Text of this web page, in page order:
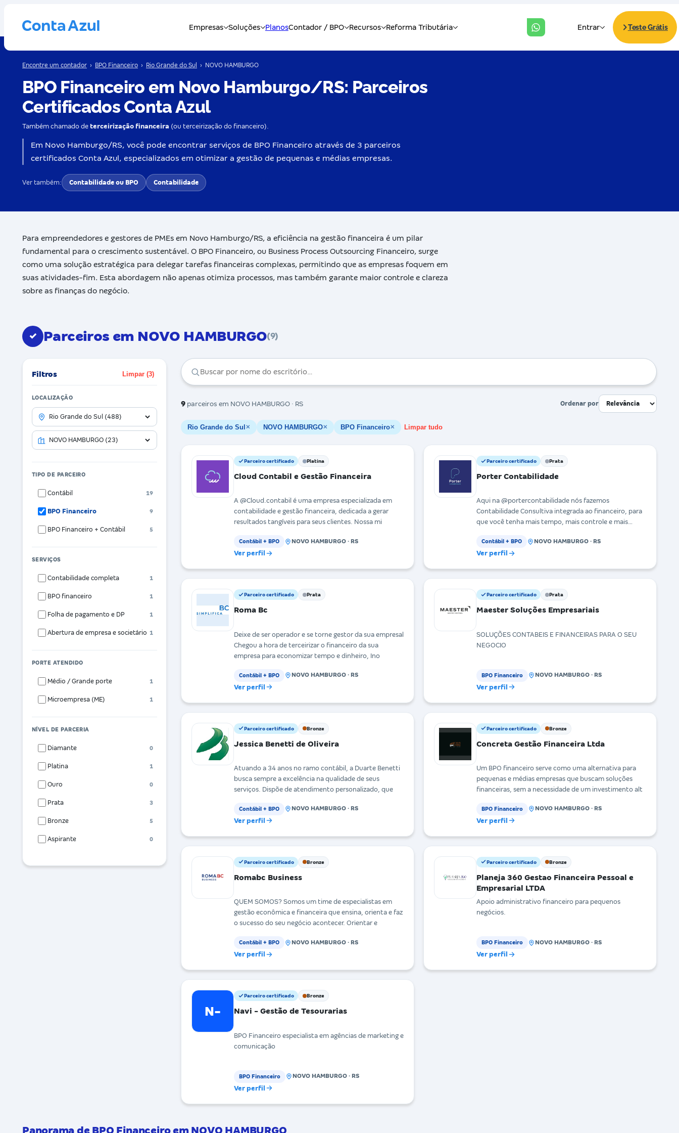
Encontre um contador › BPO Financeiro › Rio Grande do Sul › NOVO HAMBURGO
BPO Financeiro em Novo Hamburgo/RS: Parceiros
Certificados Conta Azul
Também chamado de terceirização financeira (ou terceirização do financeiro).
Em Novo Hamburgo/RS, você pode encontrar serviços de BPO Financeiro através de 3 parceiros
certificados Conta Azul, especializados em otimizar a gestão de pequenas e médias empresas.
Ver também: Contabilidade ou BPO Contabilidade
Para empreendedores e gestores de PMEs em Novo Hamburgo/RS, a eficiência na gestão financeira é um pilar
fundamental para o crescimento sustentável. O BPO Financeiro, ou Business Process Outsourcing Financeiro, surge
como uma solução estratégica para delegar tarefas financeiras complexas, permitindo que as empresas foquem em
suas atividades-fim. Esta abordagem não apenas otimiza processos, mas também garante maior controle e clareza
sobre as finanças do negócio.
✓ Parceiros em NOVO HAMBURGO(9)
Filtros Limpar (3)
LOCALIZAÇÃO
TIPO DE PARCEIRO
Contábil 19
BPO Financeiro 9
BPO Financeiro + Contábil 5
SERVIÇOS
Contabilidade completa 1
BPO financeiro 1
Folha de pagamento e DP 1
Abertura de empresa e societário 1
PORTE ATENDIDO
Médio / Grande porte 1
Microempresa (ME) 1
NÍVEL DE PARCERIA
Diamante 0
Platina 1
Ouro 0
Prata 3
Bronze 5
Aspirante 0
9 parceiros em NOVO HAMBURGO · RS Ordenar por
Rio Grande do Sul ✕ NOVO HAMBURGO✕ BPO Financeiro✕ Limpar tudo
Parceiro certificado Platina
Cloud Contabil e Gestão Financeira
A @Cloud.contabil é uma empresa especializada em
contabilidade e gestão financeira, dedicada a gerar
resultados tangíveis para seus clientes. Nossa mi
Contábil + BPO NOVO HAMBURGO · RS
Ver perfil
Parceiro certificado Prata
Porter Contabilidade
Aqui na @portercontabilidade nós fazemos
Contabilidade Consultiva integrada ao financeiro, para
que você tenha mais tempo, mais controle e mais
Contábil + BPO NOVO HAMBURGO · RS
Ver perfil
Parceiro certificado Prata
Roma Bc
Deixe de ser operador e se torne gestor da sua empresal
Chegou a hora de terceirizar o financeiro da sua
empresa para economizar tempo e dinheiro, Ino
Contábil + BPO NOVO HAMBURGO · RS
Ver perfil
Parceiro certificado Prata
Maester Soluções Empresariais
SOLUÇÕES CONTABEIS E FINANCEIRAS PARA O SEU
NEGOCIO
BPO Financeiro NOVO HAMBURGO · RS
Ver perfil
Parceiro certificado Bronze
Jessica Benetti de Oliveira
Atuando a 34 anos no ramo contábil, a Duarte Benetti
busca sempre a excelência na qualidade de seus
serviços. Dispõe de atendimento personalizado, que
Contábil + BPO NOVO HAMBURGO · RS
Ver perfil
Parceiro certificado Bronze
Concreta Gestão Financeira Ltda
Um BPO financeiro serve como uma alternativa para
pequenas e médias empresas que buscam soluções
financeiras, sem a necessidade de um investimento alt
BPO Financeiro NOVO HAMBURGO · RS
Ver perfil
Parceiro certificado Bronze
Romabc Business
QUEM SOMOS? Somos um time de especialistas em
gestão econômica e financeira que ensina, orienta e faz
o sucesso do seu negócio acontecer. Orientar e
Contábil + BPO NOVO HAMBURGO · RS
Ver perfil
Parceiro certificado Bronze
Planeja 360 Gestao Financeira Pessoal e
Empresarial LTDA
Apoio administrativo financeiro para pequenos
negócios.
BPO Financeiro NOVO HAMBURGO · RS
Ver perfil
N-
Parceiro certificado Bronze
Navi - Gestão de Tesourarias
BPO Financeiro especialista em agências de marketing e
comunicação
BPO Financeiro NOVO HAMBURGO · RS
Ver perfil
Panorama de BPO Financeiro em NOVO HAMBURGO